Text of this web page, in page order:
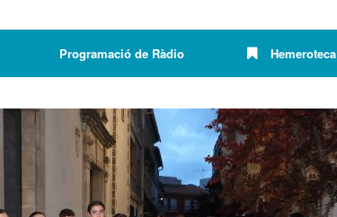
Programació de Ràdio Hemeroteca